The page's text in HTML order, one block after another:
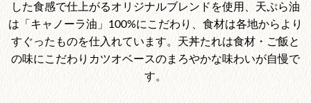
した食感で仕上がるオリジナルブレンドを使用、天ぷら油
は「キャノーラ油」100%にこだわり、食材は各地からより
すぐったものを仕入れています。天丼たれは食材・ご飯と
の味にこだわりカツオベースのまろやかな味わいが自慢で
す。